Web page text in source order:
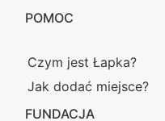
POMOC
Czym jest Łapka?
Jak dodać miejsce?
FUNDACJA